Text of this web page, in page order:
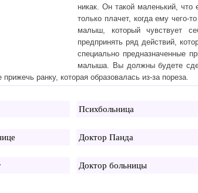
никак. Он такой маленький,
только плачет, когда ему чего-
малыш, который чувствует
предпринять ряд действий,
специально предназначенные
малыша. Вы должны будете
ранку, которая образовалась из-за пореза.
Психбольница
Доктор Панда
Доктор больницы